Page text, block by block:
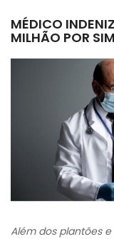
MÉDICO
MILHÃO POR
Além dos plantões